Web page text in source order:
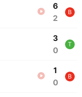
6
2
B
3
0
T
1
0
B